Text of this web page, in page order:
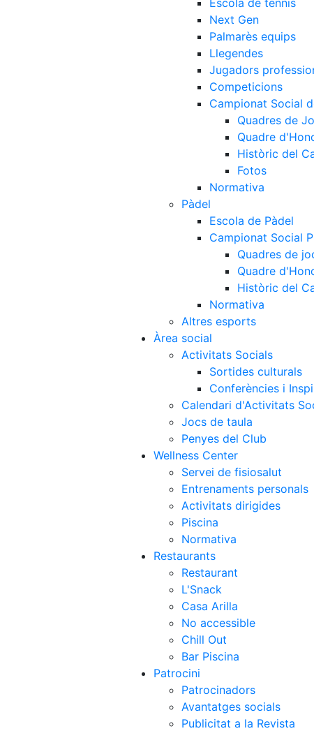
Escola de tennis
Next Gen
Palmarès equips
Llegendes
Jugadors
Competicions
Campionat Social
Quadres de
Quadre
Històric del
Fotos
Normativa
Pàdel
Escola de Pàdel
Campionat Social
Quadres de
Quadre
Històric del
Normativa
Altres esports
Àrea social
Activitats Socials
Sortides culturals
Conferències i
Calendari d'Activitats
Jocs de taula
Penyes del Club
Wellness Center
Servei de fisiosalut
Entrenaments personals
Activitats dirigides
Piscina
Normativa
Restaurants
Restaurant
L'Snack
Casa Arilla
No accessible
Chill Out
Bar Piscina
Patrocini
Patrocinadors
Avantatges socials
Publicitat a la Revista